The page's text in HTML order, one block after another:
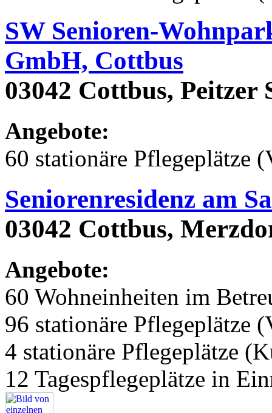
SW Senioren-
GmbH, Cottbus
03042 Cottbus, Peitzer
Angebote:
60 stationäre Pflegeplätze
Seniorenresidenz am
03042 Cottbus,
Angebote:
60 Wohneinheiten im
96 stationäre Pflegeplätze
4 stationäre Pflegeplätze
12 Tagespflegeplätze in